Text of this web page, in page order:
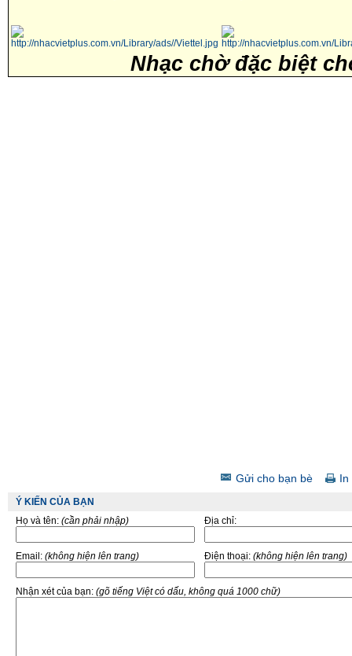
Nhạc chờ đặc biệt
Gửi cho bạn bè In
Ý KIẾN CỦA BẠN
Họ và tên: (cần phải nhập) Địa chỉ:
Email: (không hiện lên trang) Điện thoại: (không hiện lên trang)
Nhận xét của bạn: (gõ tiếng Việt có dấu, không quá 1000 chữ)